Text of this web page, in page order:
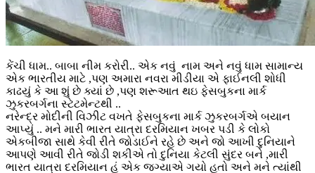
કેંચી ધામ.. બાબા નીમ કરોરી.. એક નવું નામ અને નવું ધામ સામાન્ય
એક ભારતીય માટે ,પણ અમારા નવરા મીડીયા એ ફાઈનલી શોધી
કાઢયું કે આ શું છે ક્યાં છે ,પણ શરૂઆત થઇ ફેસબુકના માર્ક
ઝુકરબર્ગના સ્ટેટમેન્ટથી ..
નરેન્દ્ર મોદીની વિઝીટ વખતે ફેસબુકના માર્ક ઝુકરબર્ગએ બયાન
આપ્યું .. મને મારી ભારત યાત્રા દરમિયાન ખબર પડી કે લોકો
એકબીજા સાથે કેવી રીતે જોડાઈને રહે છે અને જો આખી દુનિયાને
આપણે આવી રીતે જોડી શકીએ તો દુનિયા કેટલી સુંદર બને ,મારી
ભારત યાત્રા દરમિયાન હું એક જગ્યાએ ગયો હતો અને મને ત્યાંથી